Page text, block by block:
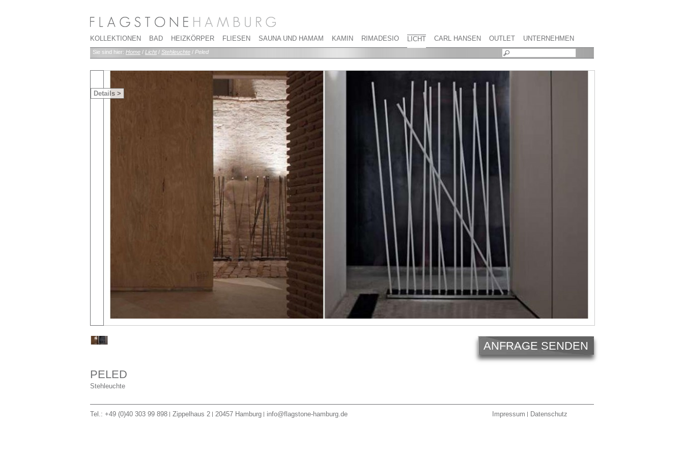
KOLLEKTIONEN BAD HEIZKÖRPER FLIESEN SAUNA UND HAMAM KAMIN RIMADESIO LICHT CARL HANSEN OUTLET UNTERNEHMEN
Sie sind hier: Home / Licht / Stehleuchte / Peled
Details >
ANFRAGE SENDEN
PELED
Stehleuchte
Tel.: +49 (0)40 303 99 898 Zippelhaus 2 20457 Hamburg info@flagstone-hamburg.de Impressum Datenschutz